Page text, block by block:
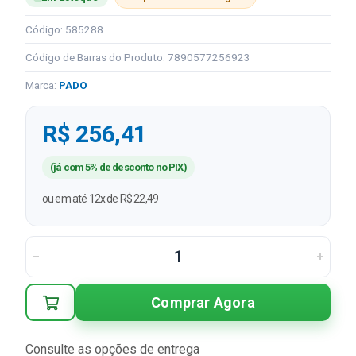
Código: 585288
Código de Barras do Produto: 7890577256923
Marca: PADO
R$ 256,41
(já com 5% de desconto no PIX)
ou em até 12x de R$ 22,49
Comprar Agora
Consulte as opções de entrega